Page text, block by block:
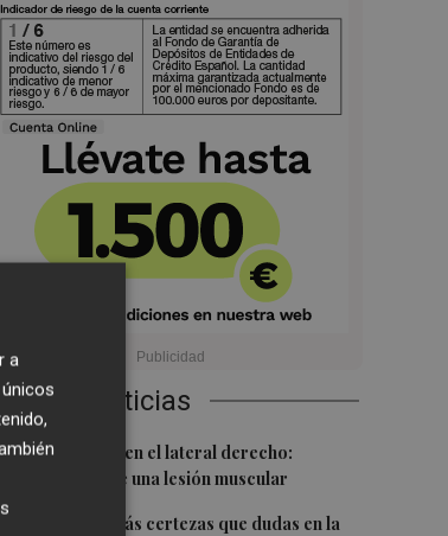
Noticias
problemas en el lateral derecho:
Monferrer sufre una lesión muscular
Awa Fam deja más certezas que dudas en la
a